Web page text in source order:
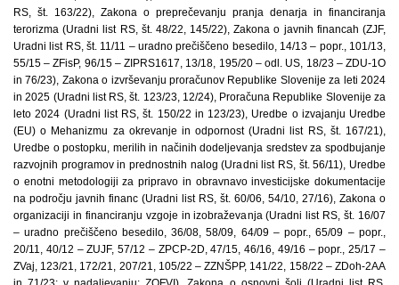
RS, št. 163/22), Zakona o preprečevanju pranja denarja in financiranja
terorizma (Uradni list RS, št. 48/22, 145/22), Zakona o javnih financah (ZJF,
Uradni list RS, št. 11/11 – uradno prečiščeno besedilo, 14/13 – popr., 101/13,
55/15 – ZFisP, 96/15 – ZIPRS1617, 13/18, 195/20 – odl. US, 18/23 – ZDU-1O
in 76/23), Zakona o izvrševanju proračunov Republike Slovenije za leti 2024
in 2025 (Uradni list RS, št. 123/23, 12/24), Proračuna Republike Slovenije za
leto 2024 (Uradni list RS, št. 150/22 in 123/23), Uredbe o izvajanju Uredbe
(EU) o Mehanizmu za okrevanje in odpornost (Uradni list RS, št. 167/21),
Uredbe o postopku, merilih in načinih dodeljevanja sredstev za spodbujanje
razvojnih programov in prednostnih nalog (Uradni list RS, št. 56/11), Uredbe
o enotni metodologiji za pripravo in obravnavo investicijske dokumentacije
na področju javnih financ (Uradni list RS, št. 60/06, 54/10, 27/16), Zakona o
organizaciji in financiranju vzgoje in izobraževanja (Uradni list RS, št. 16/07
– uradno prečiščeno besedilo, 36/08, 58/09, 64/09 – popr., 65/09 – popr.,
20/11, 40/12 – ZUJF, 57/12 – ZPCP-2D, 47/15, 46/16, 49/16 – popr., 25/17 –
ZVaj, 123/21, 172/21, 207/21, 105/22 – ZZNŠPP, 141/22, 158/22 – ZDoh-2AA